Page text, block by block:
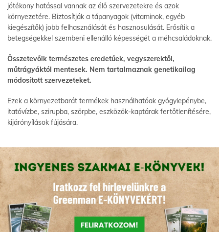
jótékony hatással vannak az élő szervezetekre és azok
környezetére. Biztosítják a tápanyagok (vitaminok, egyéb
kiegészítők) jobb felhasználását és hasznosulását. Erősítik a
betegségekkel szembeni ellenálló képességét a méhcsaládoknak.
Összetevőik természetes eredetűek, vegyszerektől,
műtrágyáktól mentesek. Nem tartalmaznak genetikailag
módosított szervezeteket.
Ezek a környezetbarát termékek használhatóak gyógylepénybe,
itatóvízbe, szirupba, szörpbe, eszközök-kaptárak fertőtlenítésére,
kijárónyílások fújására.